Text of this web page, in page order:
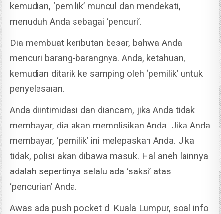
kemudian, ‘pemilik’ muncul dan mendekati,
menuduh Anda sebagai ‘pencuri’.
Dia membuat keributan besar, bahwa Anda
mencuri barang-barangnya.Anda, ketahuan,
kemudian ditarik ke samping oleh ‘pemilik’ untuk
penyelesaian.
Anda diintimidasi dan diancam, jika Anda tidak
membayar, dia akan memolisikan Anda. Jika Anda
membayar, ‘pemilik’ ini melepaskan Anda. Jika
tidak, polisi akan dibawa masuk. Hal aneh lainnya
adalah sepertinya selalu ada ‘saksi’ atas
‘pencurian’ Anda.
Awas ada push pocket di Kuala Lumpur, soal info